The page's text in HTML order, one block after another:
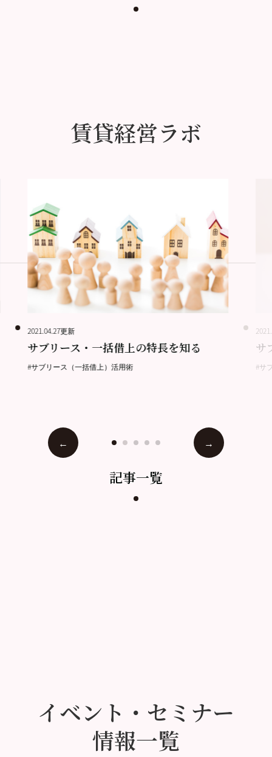
賃貸経営ラボ
2021.04.27更新
サブリース・一括借上の特長を知る
#サブリース（一括借上）活用術
サ
#サ
記事一覧
イベント・セミナー
情報一覧